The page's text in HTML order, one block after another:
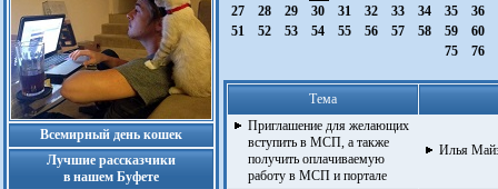
Всемирный день кошек
Лучшие рассказчики
в нашем Буфете
27
28 29 30 31 32 33 34 35 36
51
52 53 54 55 56 57 58 59 60
75
76
Тема
Приглашение для желающих
вступить в МСП, а также
получить оплачиваемую
работу в МСП и портале
Илья